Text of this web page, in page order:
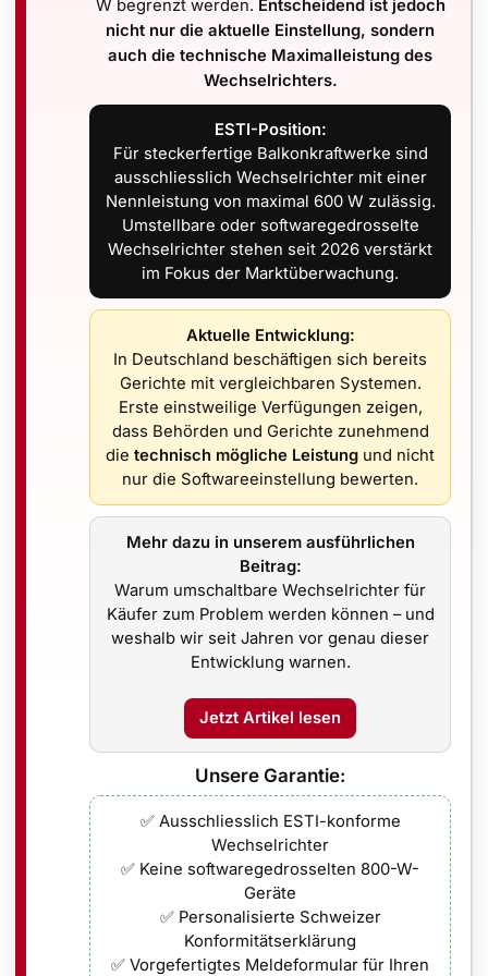
Herstellung und der teureren Materialien
die längere Lebensdauer diese Kosten langfristig
von N-Typ-Zellen mit der Fähigkeit, Licht von
sind:
können sowohl direktes Sonnenlicht auf der
erhöht.
bieten bifaciale Module eine hohe Effizienz aufgrund
Auf Oberflächen wie hellem Sand, Schnee
erzielen.
ebenfalls von der reduzierten Anfälligkeit für LID
spezieller Montage- und Befestigungssysteme, um
Energieerträge diese zusätzlichen Kosten
der Effizienz im Vergleich zu herkömmlichen
Technologie eine noch höhere Effizienz und
sind besonders widerstandsfähig gegen
durch die doppelseitige Lichtabsorption
bei hohen Temperaturen im Vergleich zu
gefolgt von den bifacialen Varianten.
W begrenzt werden. Entscheidend ist jedoch
nicht nur die aktuelle Einstellung, sondern
auch die technische Maximalleistung des
Wechselrichters.
ESTI-Position:
Für steckerfertige Balkonkraftwerke sind
ausschliesslich Wechselrichter mit einer
Nennleistung von maximal 600 W zulässig.
Umstellbare oder softwaregedrosselte
Wechselrichter stehen seit 2026 verstärkt
im Fokus der Marktüberwachung.
Aktuelle Entwicklung:
In Deutschland beschäftigen sich bereits
Gerichte mit vergleichbaren Systemen.
Erste einstweilige Verfügungen zeigen,
dass Behörden und Gerichte zunehmend
die technisch mögliche Leistung und nicht
nur die Softwareeinstellung bewerten.
Mehr dazu in unserem ausführlichen
Beitrag:
Warum umschaltbare Wechselrichter für
Käufer zum Problem werden können – und
weshalb wir seit Jahren vor genau dieser
Entwicklung warnen.
Jetzt Artikel lesen
Unsere Garantie:
✅ Ausschliesslich ESTI-konforme
Wechselrichter
✅ Keine softwaregedrosselten 800-W-
Geräte
✅ Personalisierte Schweizer
Konformitätserklärung
✅ Vorgefertigtes Meldeformular für Ihren